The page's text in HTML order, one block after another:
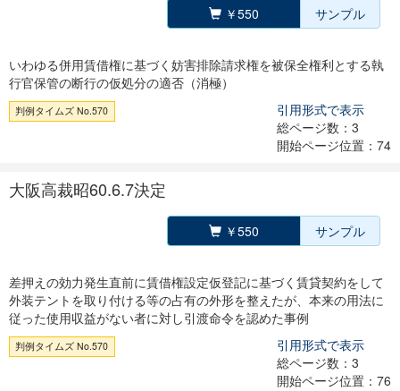
￥550 サンプル
いわゆる併用賃借権に基づく妨害排除請求権を被保全権利とする執
行官保管の断行の仮処分の適否（消極）
判例タイムズ No.570
引用形式で表示
総ページ数：3
開始ページ位置：74
大阪高裁昭60.6.7決定
￥550 サンプル
差押えの効力発生直前に賃借権設定仮登記に基づく賃貸契約をして
外装テントを取り付ける等の占有の外形を整えたが、本来の用法に
従った使用収益がない者に対し引渡命令を認めた事例
判例タイムズ No.570
引用形式で表示
総ページ数：3
開始ページ位置：76